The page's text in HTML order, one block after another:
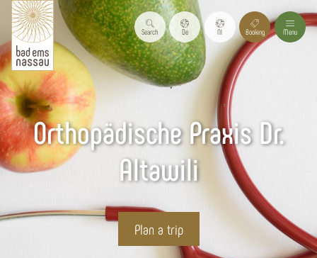
Search De Nl Booking Menu
Orthopädische Praxis Dr.
Altawili
Plan a trip